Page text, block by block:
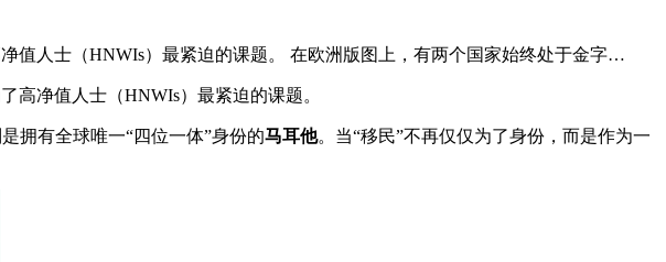
值人士（HNWIs）最紧迫的课题。 在欧洲版图上，有两个国家始终处于金字…
高净值人士（HNWIs）最紧迫的课题。
是拥有全球唯一“四位一体”身份的马耳他。当“移民”不再仅仅为了身份，而是作为一